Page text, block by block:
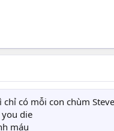
có mỗi con chùm
die
máu